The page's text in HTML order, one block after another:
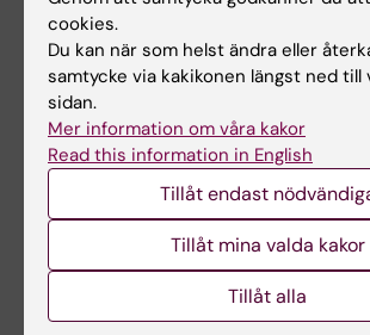
terapeutiskt
1AR033 4
Arbetsterapi 2 -
åtgärder
1AR034 4
Arbetsterapi 3 -
Prevention och
uppföljning
1AR036
och delaktighet
cookies.
Du kan när som helst ändra eller
samtycke via kakikonen längst ned till
sidan.
Mer information om våra kakor
Read this information in English
Tillåt endast
Tillåt mina valda kakor
Tillåt alla